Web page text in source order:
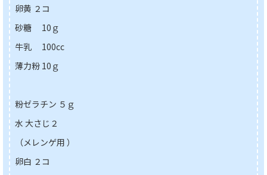
卵黄 ２コ
砂糖 10ｇ
牛乳 100cc
薄力粉 10ｇ
粉ゼラチン ５ｇ
水 大さじ２
（メレンゲ用 ）
卵白 ２コ